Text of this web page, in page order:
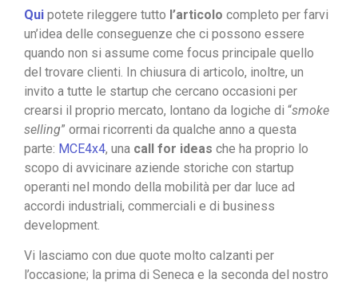
Qui potete rileggere tutto l’articolo completo per farvi
un’idea delle conseguenze che ci possono essere
quando non si assume come focus principale quello
del trovare clienti. In chiusura di articolo, inoltre, un
invito a tutte le startup che cercano occasioni per
crearsi il proprio mercato, lontano da logiche di “smoke
selling” ormai ricorrenti da qualche anno a questa
parte: MCE4x4, una call for ideas che ha proprio lo
scopo di avvicinare aziende storiche con startup
operanti nel mondo della mobilità per dar luce ad
accordi industriali, commerciali e di business
development.
Vi lasciamo con due quote molto calzanti per
l’occasione; la prima di Seneca e la seconda del nostro